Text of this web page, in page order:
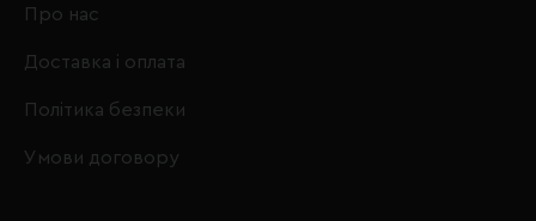
Про нас
Доставка і оплата
Політика безпеки
Умови договору